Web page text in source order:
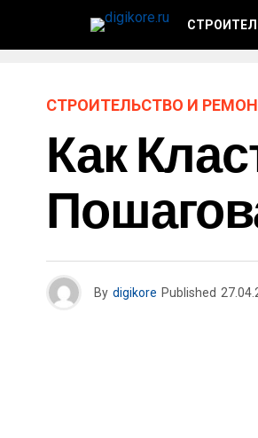
СТРОИТЕЛЬСТВО И
Как
By digikore Published